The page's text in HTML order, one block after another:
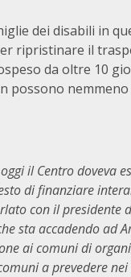
dei disabili in
ripristinare il
da oltre 10
possono
il Centro doveva
di finanziare
con il presidente
sta accadendo ad
ai comuni di
a prevedere